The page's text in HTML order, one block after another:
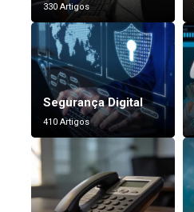
330 Artigos
Segurança Digital
410 Artigos